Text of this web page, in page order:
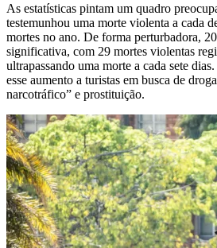
As estatísticas pintam um quadro
testemunhou uma morte violenta a cada
mortes no ano. De forma perturbadora,
significativa, com 29 mortes violentas
ultrapassando uma morte a cada sete
esse aumento a turistas em busca de
narcotráfico” e prostituição.